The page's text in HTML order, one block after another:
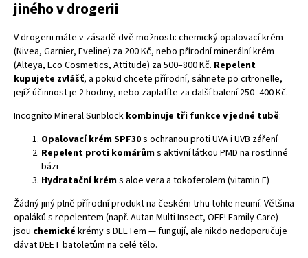
jiného v drogerii
V drogerii máte v zásadě dvě možnosti: chemický opalovací krém
(Nivea, Garnier, Eveline) za 200 Kč, nebo přírodní minerální krém
(Alteya, Eco Cosmetics, Attitude) za 500–800 Kč. Repelent
kupujete zvlášť, a pokud chcete přírodní, sáhnete po citronelle,
jejíž účinnost je 2 hodiny, nebo zaplatíte za další balení 250–400 Kč.
Incognito Mineral Sunblock kombinuje tři funkce v jedné tubě:
Opalovací krém SPF30s ochranou proti UVA i UVB záření
Repelent proti komárůms aktivní látkou PMD na rostlinné
bázi
Hydratační kréms aloe vera a tokoferolem (vitamin E)
Žádný jiný plně přírodní produkt na českém trhu tohle neumí. Většina
opaláků s repelentem (např. Autan Multi Insect, OFF! Family Care)
jsou chemické krémy s DEETem — fungují, ale nikdo nedoporučuje
dávat DEET batoletům na celé tělo.